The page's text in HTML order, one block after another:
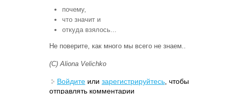
почему,
что значит и
откуда взялось...
Не поверите, как много мы всего не знаем..
(С) Aliona Velichko
Войдите или зарегистрируйтесь , чтобы
отправлять комментарии